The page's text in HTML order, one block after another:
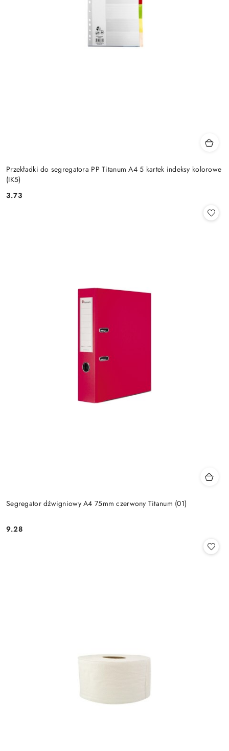
Przekładki do segregatora PP Titanum A4 5 kartek indeksy kolorowe
(IK5)
Cena:
3.73
Segregator dźwigniowy A4 75mm czerwony Titanum (01)
Cena:
9.28